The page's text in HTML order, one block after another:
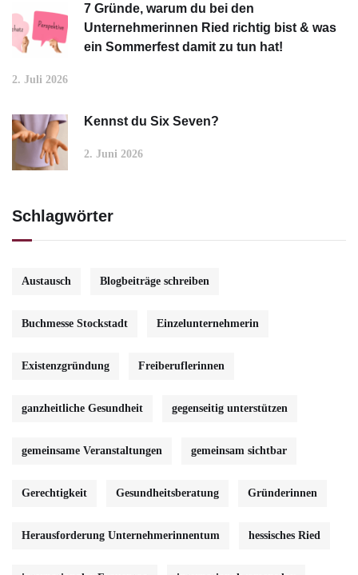
7 Gründe, warum du bei den
Unternehmerinnen Ried richtig bist & was
ein Sommerfest damit zu tun hat!
2. Juli 2026
Kennst du Six Seven?
2. Juni 2026
Schlagwörter
Austausch Blogbeiträge schreiben
Buchmesse Stockstadt Einzelunternehmerin
Existenzgründung Freiberuflerinnen
ganzheitliche Gesundheit gegenseitig unterstützen
gemeinsame Veranstaltungen gemeinsam sichtbar
Gerechtigkeit Gesundheitsberatung Gründerinnen
Herausforderung Unternehmerinnentum hessisches Ried